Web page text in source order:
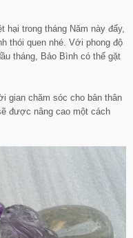
hại trong tháng Năm này đấy,
thói quen nhé. Với phong độ
tháng, Bảo Bình có thể gặt
gian chăm sóc cho bản thân
được nâng cao một cách